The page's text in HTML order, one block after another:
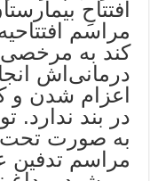
افتتاحِ
مراسم
کند به
درمانی‌اش
اعزام شدن و
در بند ندارد.
به صورت
مراسم تدفین